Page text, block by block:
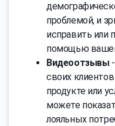
проблемой, и
исправить или
помощью
Видеоотзывы
своих
продукте или
можете
лояльных